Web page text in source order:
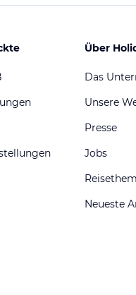
Über
Das
Unsere
Presse
Jobs
Neueste